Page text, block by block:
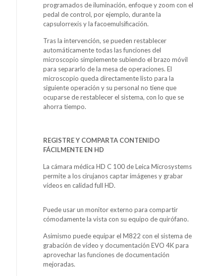
programados de iluminación, enfoque y zoom con el
pedal de control, por ejemplo, durante la
capsulorrexis y la facoemulsificación.
Tras la intervención, se pueden restablecer
automáticamente todas las funciones del
microscopio simplemente subiendo el brazo móvil
para separarlo de la mesa de operaciones. El
microscopio queda directamente listo para la
siguiente operación y su personal no tiene que
ocuparse de restablecer el sistema, con lo que se
ahorra tiempo.
REGISTRE Y COMPARTA CONTENIDO
FÁCILMENTE EN HD
La cámara médica HD C 100 de Leica Microsystems
permite a los cirujanos captar imágenes y grabar
vídeos en calidad full HD.
Puede usar un monitor externo para compartir
cómodamente la vista con su equipo de quirófano.
Asimismo puede equipar el M822 con el sistema de
grabación de vídeo y documentación EVO 4K para
aprovechar las funciones de documentación
mejoradas.